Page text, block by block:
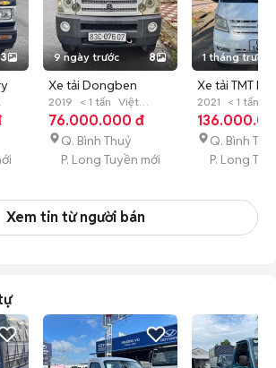
9 ngày trước 8
Xe tải Dongben
810kg 2019 Bạc
2019 < 1 tấn Việt
Nam Đã sử dụng
76.000.000 đ
Q. Bình Thuỷ
P. Long Tuyền mới
1 tháng trước
Xe tải TMT
Trắng Máy
2021 < 1 tấn
dụng
Q. Bình
P. Long
Xem tin từ người bán